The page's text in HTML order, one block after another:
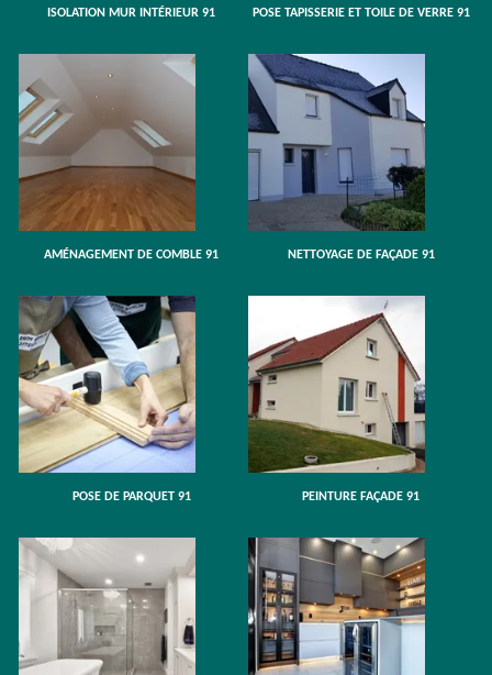
ISOLATION MUR INTÉRIEUR 91 POSE TAPISSERIE ET TOILE DE VERRE 91
AMÉNAGEMENT DE COMBLE 91 NETTOYAGE DE FAÇADE 91
POSE DE PARQUET 91 PEINTURE FAÇADE 91